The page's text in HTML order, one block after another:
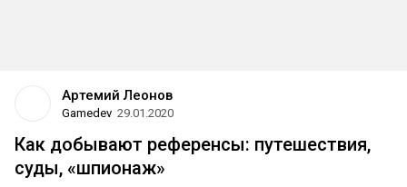
Артемий Леонов
Gamedev 29.01.2020
Как добывают референсы: путешествия,
суды, «шпионаж»